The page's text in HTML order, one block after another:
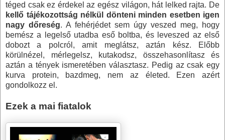
téged csak ez érdekel az egész világon, hát lelked rajta. De
kellő tájékozottság nélkül dönteni minden esetben igen
nagy dőreség. A fehérjédet sem úgy veszed meg, hogy
bemész a legelső utadba eső boltba, és leveszed az első
dobozt a polcról, amit meglátsz, aztán kész. Előbb
körülnézel, mérlegelsz, kutakodsz, összehasonlítasz és
aztán a tények ismeretében választasz. Pedig az csak egy
kurva protein, bazdmeg, nem az életed. Ezen azért
gondolkozz el.
Ezek a mai fiatalok